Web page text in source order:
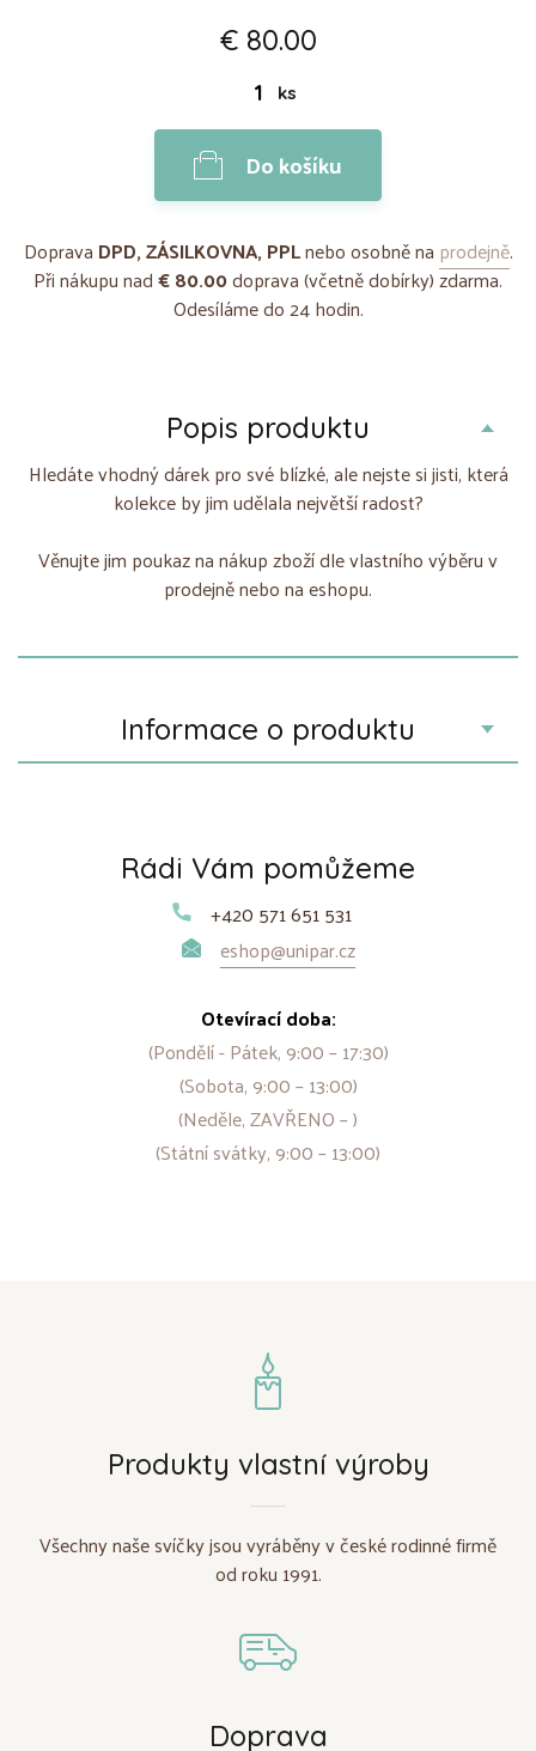
€ 80.00
ks
Do košíku
Doprava DPD, ZÁSILKOVNA, PPLnebo osobně na prodejně.
Při nákupu nad€ 80.00doprava (včetně dobírky) zdarma.
Odesíláme do 24 hodin.
Popis produktu
Hledáte vhodný dárek pro své blízké, ale nejste si jisti, která
kolekce by jim udělala největší radost?
Věnujte jim poukaz na nákup zboží dle vlastního výběru v
prodejně nebo na eshopu.
Informace o produktu
Rádi Vám pomůžeme
+420 571 651 531
eshop@unipar.cz
Otevírací doba:
(Pondělí - Pátek, 9:00 – 17:30)
(Sobota, 9:00 – 13:00)
(Neděle, ZAVŘENO – )
(Státní svátky, 9:00 – 13:00)
Produkty vlastní výroby
Všechny naše svíčky jsou vyráběny v české rodinné firmě
od roku 1991.
Doprava